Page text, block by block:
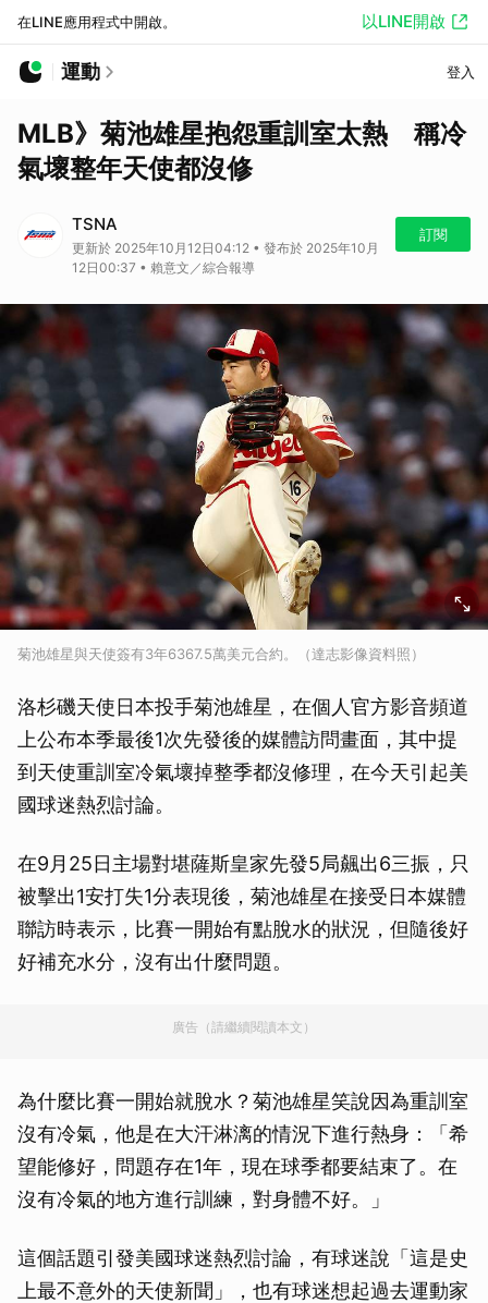
在LINE應用程式中開啟。 以LINE開啟
運動 登入
MLB》菊池雄星抱怨重訓室太熱 稱冷
氣壞整年天使都沒修
TSNA
更新於 2025年10月12日04:12 • 發布於 2025年10月
12日00:37 • 賴意文／綜合報導
訂閱
菊池雄星與天使簽有3年6367.5萬美元合約。（達志影像資料照）
洛杉磯天使日本投手菊池雄星，在個人官方影音頻道
上公布本季最後1次先發後的媒體訪問畫面，其中提
到天使重訓室冷氣壞掉整季都沒修理，在今天引起美
國球迷熱烈討論。
在9月25日主場對堪薩斯皇家先發5局飆出6三振，只
被擊出1安打失1分表現後，菊池雄星在接受日本媒體
聯訪時表示，比賽一開始有點脫水的狀況，但隨後好
好補充水分，沒有出什麼問題。
廣告（請繼續閱讀本文）
為什麼比賽一開始就脫水？菊池雄星笑說因為重訓室
沒有冷氣，他是在大汗淋漓的情況下進行熱身：「希
望能修好，問題存在1年，現在球季都要結束了。在
沒有冷氣的地方進行訓練，對身體不好。」
這個話題引發美國球迷熱烈討論，有球迷說「這是史
上最不意外的天使新聞」，也有球迷想起過去運動家